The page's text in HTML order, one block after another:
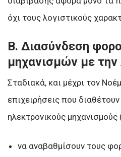
όχι τους λογιστικούς
Β. Διασύνδεση
μηχανισμών με
Σταδιακά, και μέχρι τον
επιχειρήσεις που
ηλεκτρονικούς
να αναβαθμίσουν τους